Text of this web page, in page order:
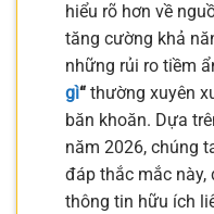
hiểu rõ hơn về
tăng cường khả
những rủi ro tiềm
gì“ thường xuyên
băn khoăn. Dựa
năm 2026, chúng
đáp thắc mắc
thông tin hữu ích